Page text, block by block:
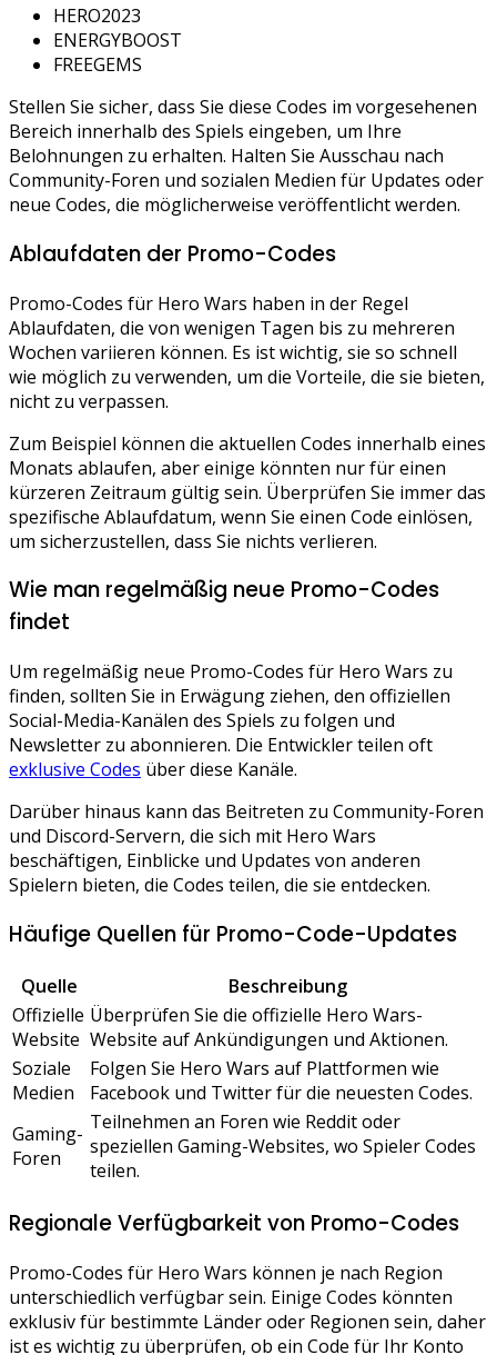
HERO2023
ENERGYBOOST
FREEGEMS
Stellen Sie sicher, dass Sie diese Codes im vorgesehenen
Bereich innerhalb des Spiels eingeben, um Ihre
Belohnungen zu erhalten. Halten Sie Ausschau nach
Community-Foren und sozialen Medien für Updates oder
neue Codes, die möglicherweise veröffentlicht werden.
Ablaufdaten der Promo-Codes
Promo-Codes für Hero Wars haben in der Regel
Ablaufdaten, die von wenigen Tagen bis zu mehreren
Wochen variieren können. Es ist wichtig, sie so schnell
wie möglich zu verwenden, um die Vorteile, die sie bieten,
nicht zu verpassen.
Zum Beispiel können die aktuellen Codes innerhalb eines
Monats ablaufen, aber einige könnten nur für einen
kürzeren Zeitraum gültig sein. Überprüfen Sie immer das
spezifische Ablaufdatum, wenn Sie einen Code einlösen,
um sicherzustellen, dass Sie nichts verlieren.
Wie man regelmäßig neue Promo-Codes
findet
Um regelmäßig neue Promo-Codes für Hero Wars zu
finden, sollten Sie in Erwägung ziehen, den offiziellen
Social-Media-Kanälen des Spiels zu folgen und
Newsletter zu abonnieren. Die Entwickler teilen oft
exklusive Codes über diese Kanäle.
Darüber hinaus kann das Beitreten zu Community-Foren
und Discord-Servern, die sich mit Hero Wars
beschäftigen, Einblicke und Updates von anderen
Spielern bieten, die Codes teilen, die sie entdecken.
Häufige Quellen für Promo-Code-Updates
Quelle
Beschreibung
Offizielle
Website
Überprüfen Sie die offizielle Hero Wars-
Website auf Ankündigungen und Aktionen.
Soziale
Medien
Folgen Sie Hero Wars auf Plattformen wie
Facebook und Twitter für die neuesten Codes.
Gaming-
Foren
Teilnehmen an Foren wie Reddit oder
speziellen Gaming-Websites, wo Spieler Codes
teilen.
Regionale Verfügbarkeit von Promo-Codes
Promo-Codes für Hero Wars können je nach Region
unterschiedlich verfügbar sein. Einige Codes könnten
exklusiv für bestimmte Länder oder Regionen sein, daher
ist es wichtig zu überprüfen, ob ein Code für Ihr Konto